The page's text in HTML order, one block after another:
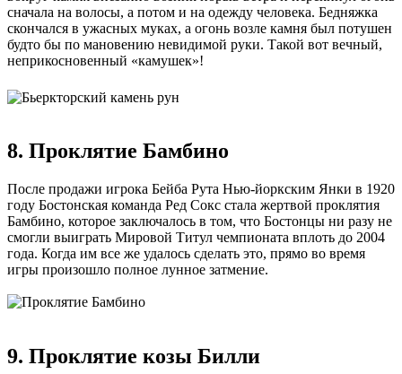
сначала на волосы, а потом и на одежду человека. Бедняжка
скончался в ужасных муках, а огонь возле камня был потушен
будто бы по мановению невидимой руки. Такой вот вечный,
неприкосновенный «камушек»!
8. Проклятие Бамбино
После продажи игрока Бейба Рута Нью-йоркским Янки в 1920
году Бостонская команда Ред Сокс стала жертвой проклятия
Бамбино, которое заключалось в том, что Бостонцы ни разу не
смогли выиграть Мировой Титул чемпионата вплоть до 2004
года. Когда им все же удалось сделать это, прямо во время
игры произошло полное лунное затмение.
9. Проклятие козы Билли